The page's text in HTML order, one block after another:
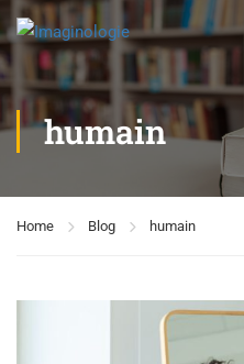
humain
Home Blog humain